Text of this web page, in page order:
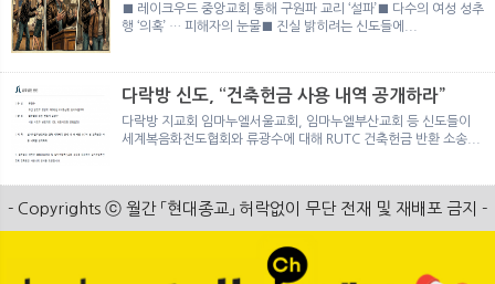
■ 레이크우드 중앙교회 통해 구원파 교리 ‘설파’■ 다수의 여성 성추
행 ‘의혹’ … 피해자의 눈물■ 진실 밝히려는 신도들에...
다락방 신도, “건축헌금 사용 내역 공개하라”
다락방 지교회 임마누엘서울교회, 임마누엘부산교회 등 신도들이
세계복음화전도협회와 류광수에 대해 RUTC 건축헌금 반환 소송...
- Copyrights ⓒ 월간 「현대종교」 허락없이 무단 전재 및 재배포 금지 -